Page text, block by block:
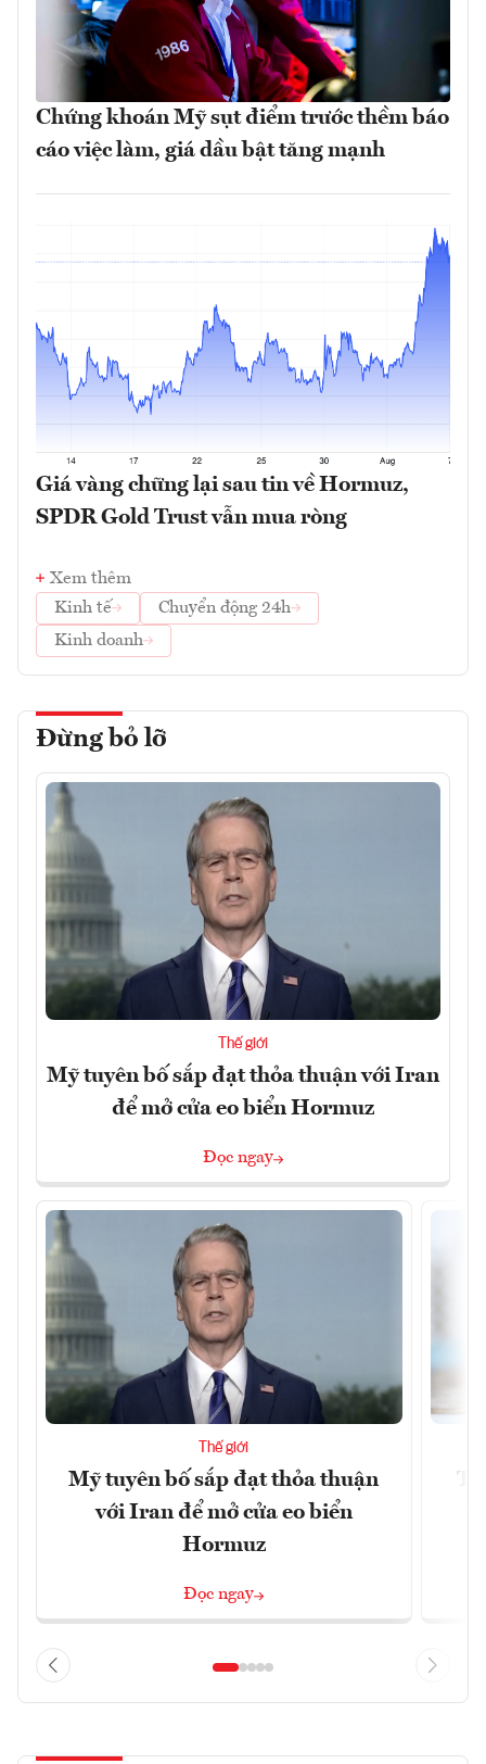
Chứng khoán Mỹ sụt điểm trước thềm báo
cáo việc làm, giá dầu bật tăng mạnh
Giá vàng chững lại sau tin về Hormuz,
SPDR Gold Trust vẫn mua ròng
Xem thêm
Kinh tế
Chuyển động 24h
Kinh doanh
Đừng bỏ lỡ
Thế giới
Mỹ tuyên bố sắp đạt thỏa thuận với Iran
để mở cửa eo biển Hormuz
Đọc ngay
Thế giới
Mỹ tuyên bố sắp đạt thỏa thuận
với Iran để mở cửa eo biển
Hormuz
Đọc ngay